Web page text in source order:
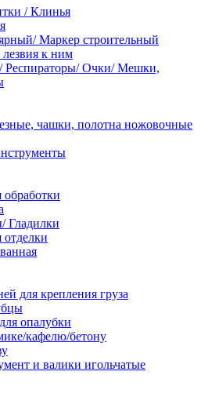
/ Клинья
Маркер строительный
к ним
Респираторы/ Очки/ Мешки,
чашки, полотна ножовочные
Гладилки
для крепления груза
опалубки
кафелю/бетону
и валики игольчатые